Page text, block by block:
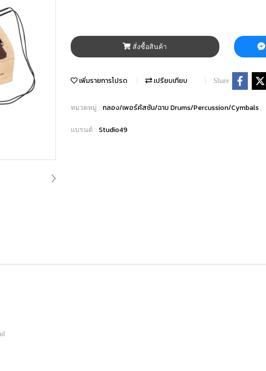
สั่งซื้อสินค้า
เพิ่มรายการโปรด เปรียบเทียบ Share
หมวดหมู่ : กลอง/เพอร์คัสชัน/ฉาบ Drums/Percussion/Cymbals
แบรนด์ : Studio49